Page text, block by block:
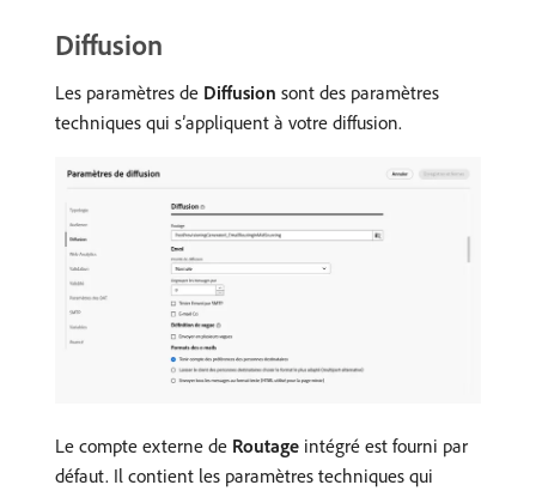
Diffusion
Les paramètres de Diffusion sont des paramètres
techniques qui s’appliquent à votre diffusion.
Le compte externe de Routage intégré est fourni par
défaut. Il contient les paramètres techniques qui